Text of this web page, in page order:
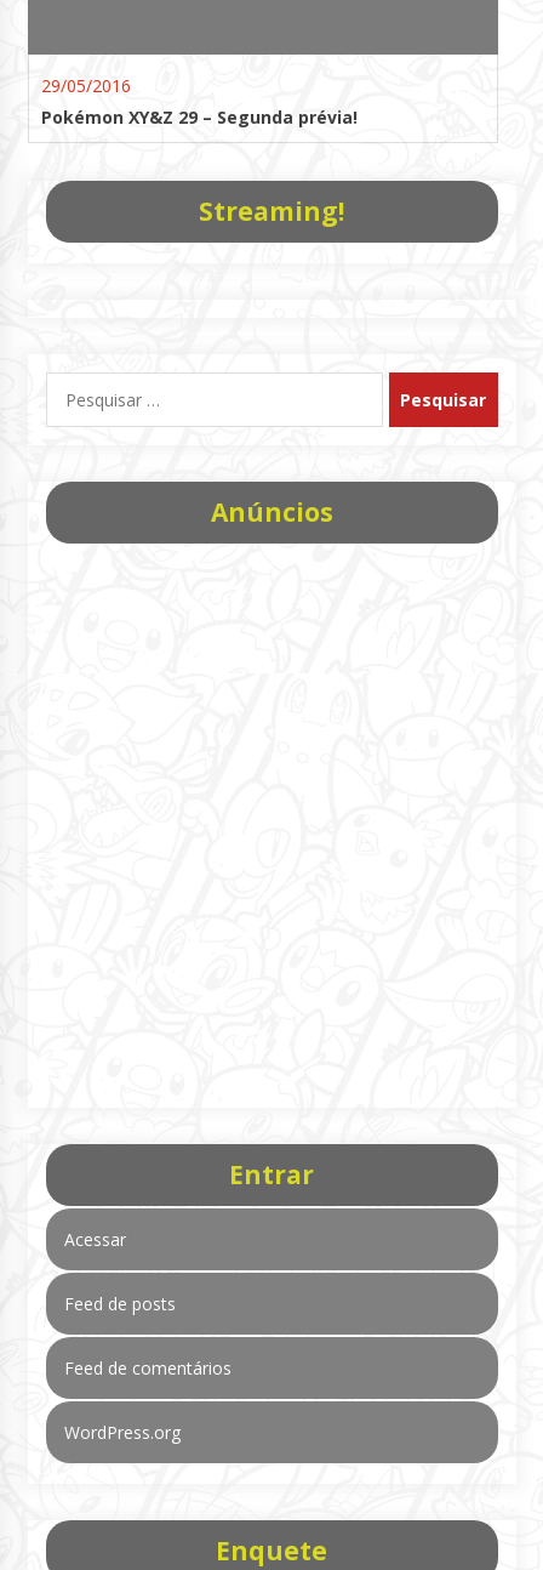
29/05/2016
Pokémon XY&Z 29 – Segunda prévia!
Streaming!
por:
Anúncios
Entrar
Acessar
Feed de posts
Feed de comentários
WordPress.org
Enquete